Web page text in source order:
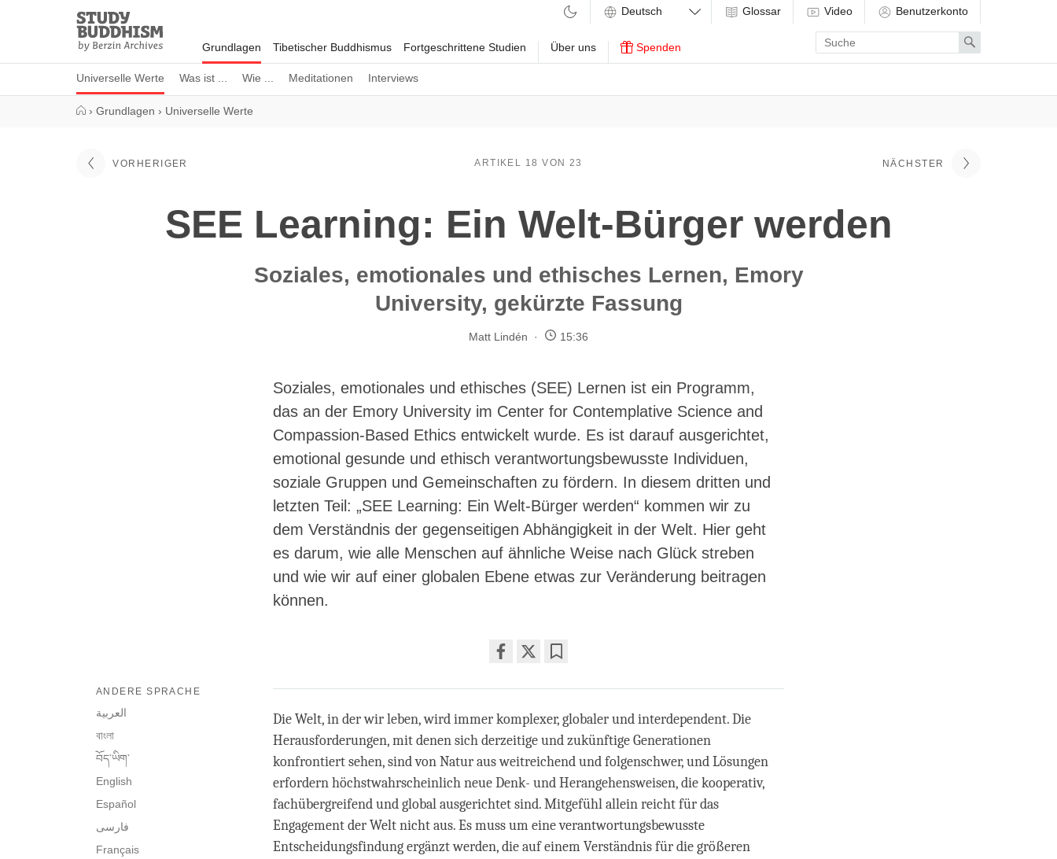
Study
Buddhism
Home
Grundlagen
Universelle Werte Was ist ... Wie ... Meditationen Interviews
Tibetischer Buddhismus Fortgeschrittene Studien Über uns Spenden
Glossar Video Benutzerkonto
Enter
search
term
Search
› Grundlagen › Universelle Werte
VORHERIGER ARTIKEL 18 VON 23 NÄCHSTER
SEE Learning: Ein Welt-Bürger werden
Soziales, emotionales und ethisches Lernen, Emory
University, gekürzte Fassung
Matt Lindén 15:36
Soziales, emotionales und ethisches (SEE) Lernen ist ein Programm,
das an der Emory University im Center for Contemplative Science and
Compassion-Based Ethics entwickelt wurde. Es ist darauf ausgerichtet,
emotional gesunde und ethisch verantwortungsbewusste Individuen,
soziale Gruppen und Gemeinschaften zu fördern. In diesem dritten und
letzten Teil: „SEE Learning: Ein Welt-Bürger werden“ kommen wir zu
dem Verständnis der gegenseitigen Abhängigkeit in der Welt. Hier geht
es darum, wie alle Menschen auf ähnliche Weise nach Glück streben
und wie wir auf einer globalen Ebene etwas zur Veränderung beitragen
können.
on
facebook
ANDERE SPRACHE
العربية
বাংলা
བོད་ཡིག་
English
Español
فارسی
Français
Die Welt, in der wir leben, wird immer komplexer, globaler und interdependent. Die
Herausforderungen, mit denen sich derzeitige und zukünftige Generationen
konfrontiert sehen, sind von Natur aus weitreichend und folgenschwer, und Lösungen
erfordern höchstwahrscheinlich neue Denk- und Herangehensweisen, die kooperativ,
fachübergreifend und global ausgerichtet sind. Mitgefühl allein reicht für das
Engagement der Welt nicht aus. Es muss um eine verantwortungsbewusste
Entscheidungsfindung ergänzt werden, die auf einem Verständnis für die größeren